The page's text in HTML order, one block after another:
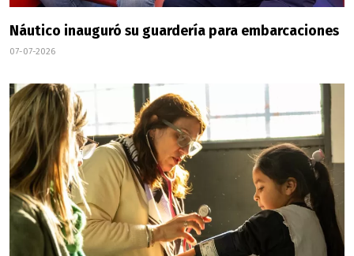
Náutico inauguró su guardería para embarcaciones
07-07-2026